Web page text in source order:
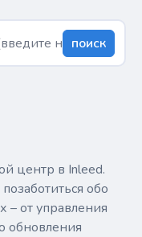
поиск
центр в Inleed.
обо
– от управления
обновления